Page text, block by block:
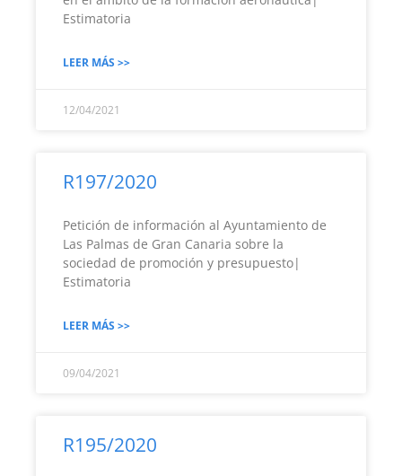
Estimatoria
LEER MÁS >>
12/04/2021
R197/2020
Petición de información al Ayuntamiento de
Las Palmas de Gran Canaria sobre la
sociedad de promoción y presupuesto|
Estimatoria
LEER MÁS >>
09/04/2021
R195/2020